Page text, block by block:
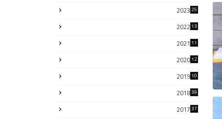
2023 25
202213
2021 11
202012
201910
201839
201737